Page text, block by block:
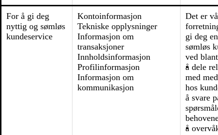
For å gi deg
nyttig og sømløs
kundeservice
Kontoinformasjon
Tekniske opplysninger
Informasjon om
transaksjoner
Innholdsinformasjon
Profilinformasjon
Informasjon om
kommunikasjon
Det er
gi deg
sømløs
ved
å dele
med
hos
å svare
å